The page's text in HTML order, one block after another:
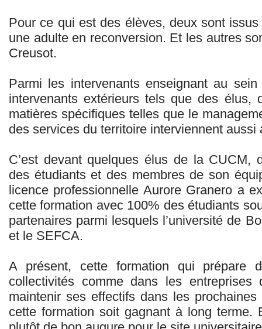
Pour ce qui est des élèves, deux sont
une adulte en reconversion. Et les autres
Creusot.
Parmi les intervenants enseignant au
intervenants extérieurs tels que des élus,
matières spécifiques telles que le
des services du territoire interviennent aussi
C’est devant quelques élus de la CUCM,
des étudiants et des membres de son
licence professionnelle Aurore Granero a
cette formation avec 100% des étudiants
partenaires parmi lesquels l’université de
et le SEFCA.
A présent, cette formation qui prépare
collectivités comme dans les
maintenir ses effectifs dans les
cette formation soit gagnant à long terme.